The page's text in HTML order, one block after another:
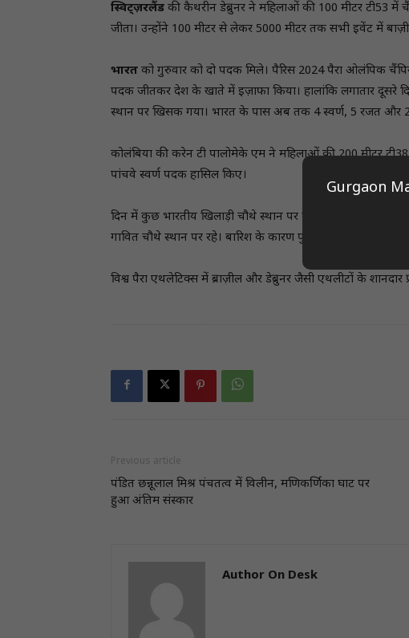
स्विट्ज़रलैंड की कैथरीन डेब्रुनर ने महिलाओं की 100 मीटर टी53 में
जीता। उन्होंने 100 मीटर से लेकर 5000 मीटर तक सभी इवेंट में बाज़ी
भारत को गुरुवार को दो पदक मिले। पैरिस 2024 पैरा ओलंपिक
पदक जीतकर देश के खाते में इज़ाफा किया। हालांकि लगातार दूसरे
स्थान पर खिसक गया। भारत के पास अब तक 4 स्वर्ण, 5 रजत और
कोलंबिया की करेन टी पालोमेके एम ने महिलाओं की 200 मीटर
पांचवे स्वर्ण पदक हासिल किए।
दिन में कुछ भारतीय खिलाड़ी चौथे स्थान पर रहकर पदक से चूक गए।
गावित चौथे स्थान पर रहे। बारिश के कारण पुरुषों की लॉन्ग जंप
विश्व पैरा एथलेटिक्स में ब्राज़ील और डेब्रुनर जैसी एथलीटों के शानदार
Previous article
पंडित छन्नूलाल मिश्र पंचतत्व में विलीन, मणिकर्णिका घाट पर
हुआ अंतिम संस्कार
Author On Desk
Gurgaon